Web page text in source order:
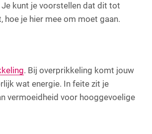
kunt je voorstellen dat dit tot
hoe je hier mee om moet gaan.
. Bij overprikkeling komt jouw
wat energie. In feite zit je
vermoeidheid voor hooggevoelige